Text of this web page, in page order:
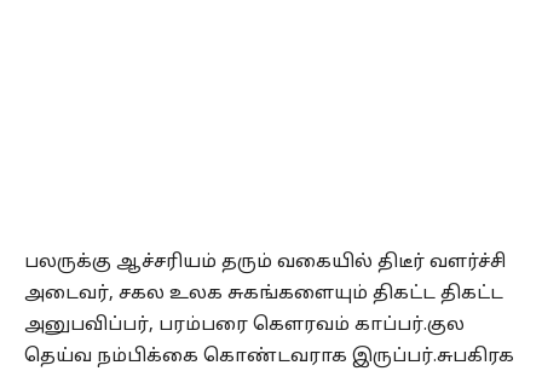
பலருக்கு ஆச்சரியம் தரும் வகையில் திடீர் வளர்ச்சி
அடைவர், சகல உலக சுகங்களையும் திகட்ட திகட்ட
அனுபவிப்பர், பரம்பரை கெளரவம் காப்பர்.குல
தெய்வ நம்பிக்கை கொண்டவராக இருப்பர்.சுபகிரக